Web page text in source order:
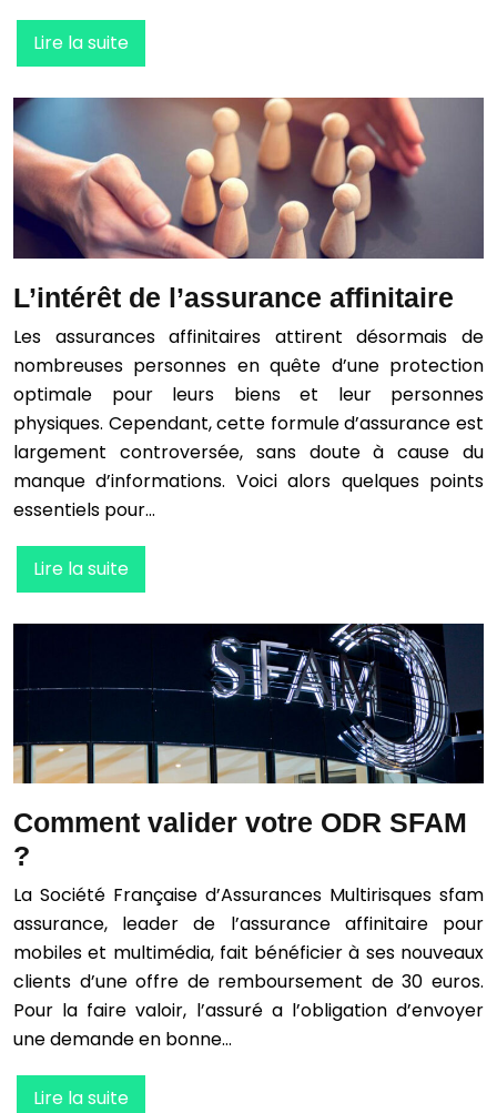
Lire la suite
L’intérêt de l’assurance affinitaire
Les assurances affinitaires attirent désormais de
nombreuses personnes en quête d’une protection
optimale pour leurs biens et leur personnes
physiques. Cependant, cette formule d’assurance est
largement controversée, sans doute à cause du
manque d’informations. Voici alors quelques points
essentiels pour…
Lire la suite
Comment valider votre ODR SFAM
?
La Société Française d’Assurances Multirisques sfam
assurance, leader de l’assurance affinitaire pour
mobiles et multimédia, fait bénéficier à ses nouveaux
clients d’une offre de remboursement de 30 euros.
Pour la faire valoir, l’assuré a l’obligation d’envoyer
une demande en bonne…
Lire la suite